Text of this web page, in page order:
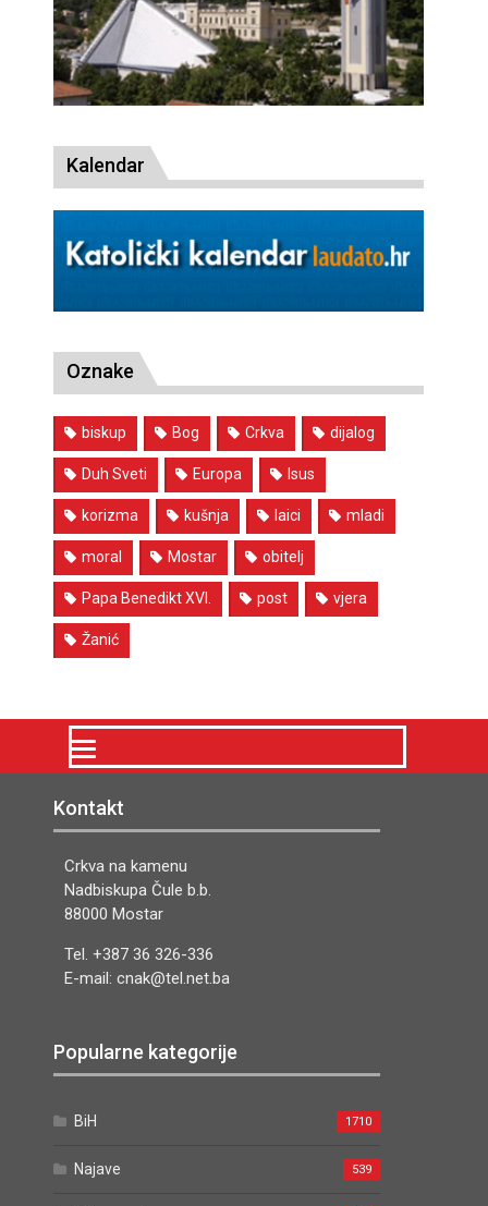
Kalendar
Oznake
biskup Bog Crkva dijalog
Duh Sveti Europa Isus
korizma kušnja laici mladi
moral Mostar obitelj
Papa Benedikt XVI. post vjera
Žanić
Kontakt
Crkva na kamenu
Nadbiskupa Čule b.b.
88000 Mostar
Tel. +387 36 326-336
E-mail: cnak@tel.net.ba
Popularne kategorije
BiH 1710
Najave 539